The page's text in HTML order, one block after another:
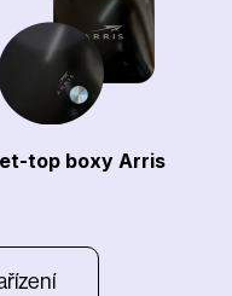
top boxy Arris